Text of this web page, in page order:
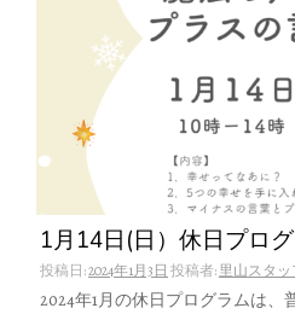
1月14日(日）休日プロ
投稿日:2024年1月3日 投稿者:里山スタッ
2024年1月の休日プログラムは、